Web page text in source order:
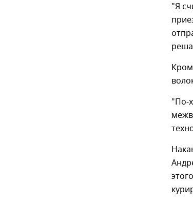
"Я
"По-